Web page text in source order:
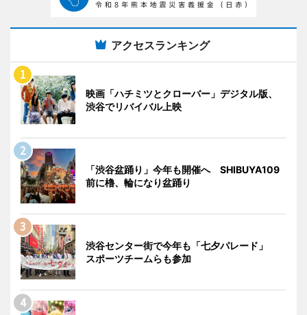
アクセスランキング
映画「ハチミツとクローバー」デジタル版、
渋谷でリバイバル上映
「渋谷盆踊り」今年も開催へ SHIBUYA109
前に櫓、輪になり盆踊り
渋谷センター街で今年も「七夕パレード」
スポーツチームらも参加